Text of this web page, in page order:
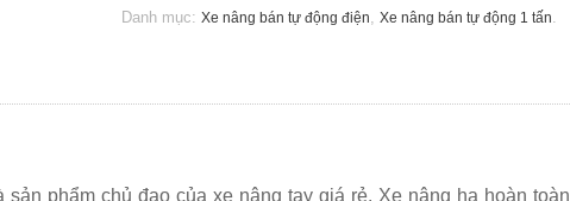
Danh mục: Xe nâng bán tự động điện, Xe nâng bán tự động 1 tấn.
sản phẩm chủ đạo của xe nâng tay giá rẻ. Xe nâng hạ hoàn toàn